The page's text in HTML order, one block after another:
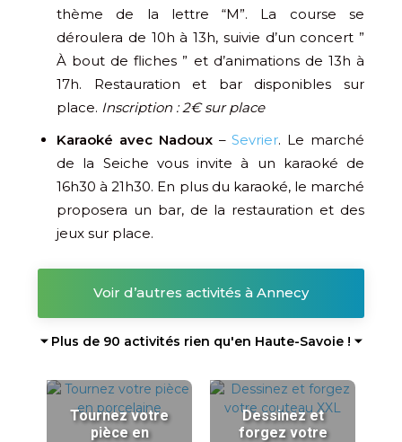
thème de la lettre “M”. La course se
déroulera de 10h à 13h, suivie d’un concert ”
À bout de fliches ” et d’animations de 13h à
17h. Restauration et bar disponibles sur
place. Inscription : 2€ sur place
Karaoké avec Nadoux–Sevrier. Le marché
de la Seiche vous invite à un karaoké de
16h30 à 21h30. En plus du karaoké, le marché
proposera un bar, de la restauration et des
jeux sur place.
Voir d’autres activités à Annecy
⏷ Plus de 90 activités rien qu'en Haute-Savoie ! ⏷
Tournez votre
pièce en
Dessinez et
forgez votre